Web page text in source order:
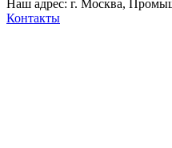
Наш адрес: г. Москва,
Контакты